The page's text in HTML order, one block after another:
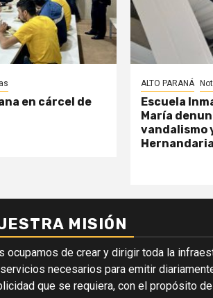
en cárcel de
ALTO PARANÁ
Escuela
María
vandalismo
MISIÓN
ocupamos de crear y dirigir toda la
necesarios para emitir
que se requiera, con el propósito